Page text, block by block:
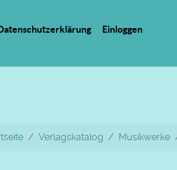
Einloggen
Verlagskatalog Musikwerke